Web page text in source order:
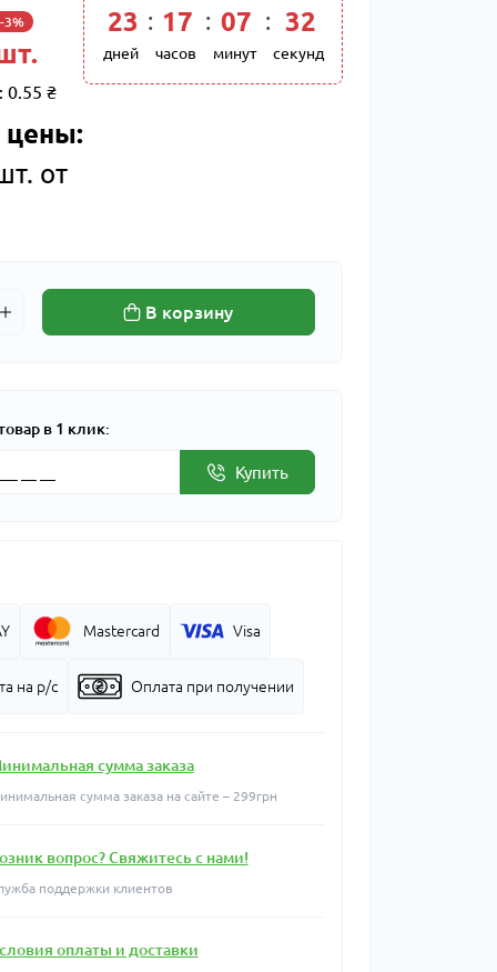
-3%
0.55 ₴
от
23
дней
: 17
часов
: 07
минут
: 31
секунд
В корзину
в 1 клик:
Купить
Mastercard Visa
на р/с Оплата при получении
сумма заказа
сумма заказа на сайте – 299грн
вопрос? Свяжитесь с нами!
поддержки клиентов
оплаты и доставки